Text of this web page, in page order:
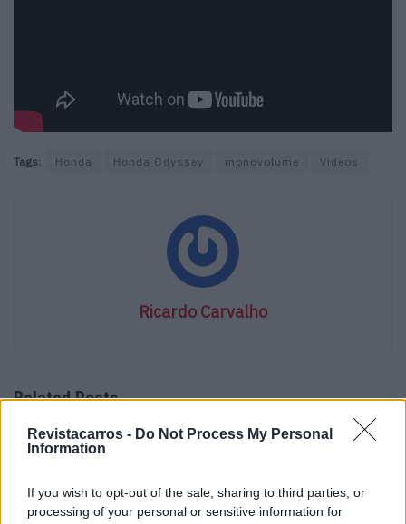
Revistacarros - Do Not Process My Personal
Information
If you wish to opt-out of the sale, sharing to third parties, or
processing of your personal or sensitive information for
Tags: Honda Honda Odyssey monovolume Videos
Ricardo Carvalho
Related Posts